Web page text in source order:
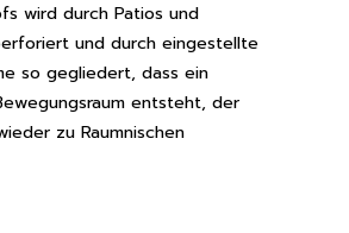
wird durch Patios und
und durch eingestellte
so gegliedert, dass ein
entsteht, der
zu Raumnischen